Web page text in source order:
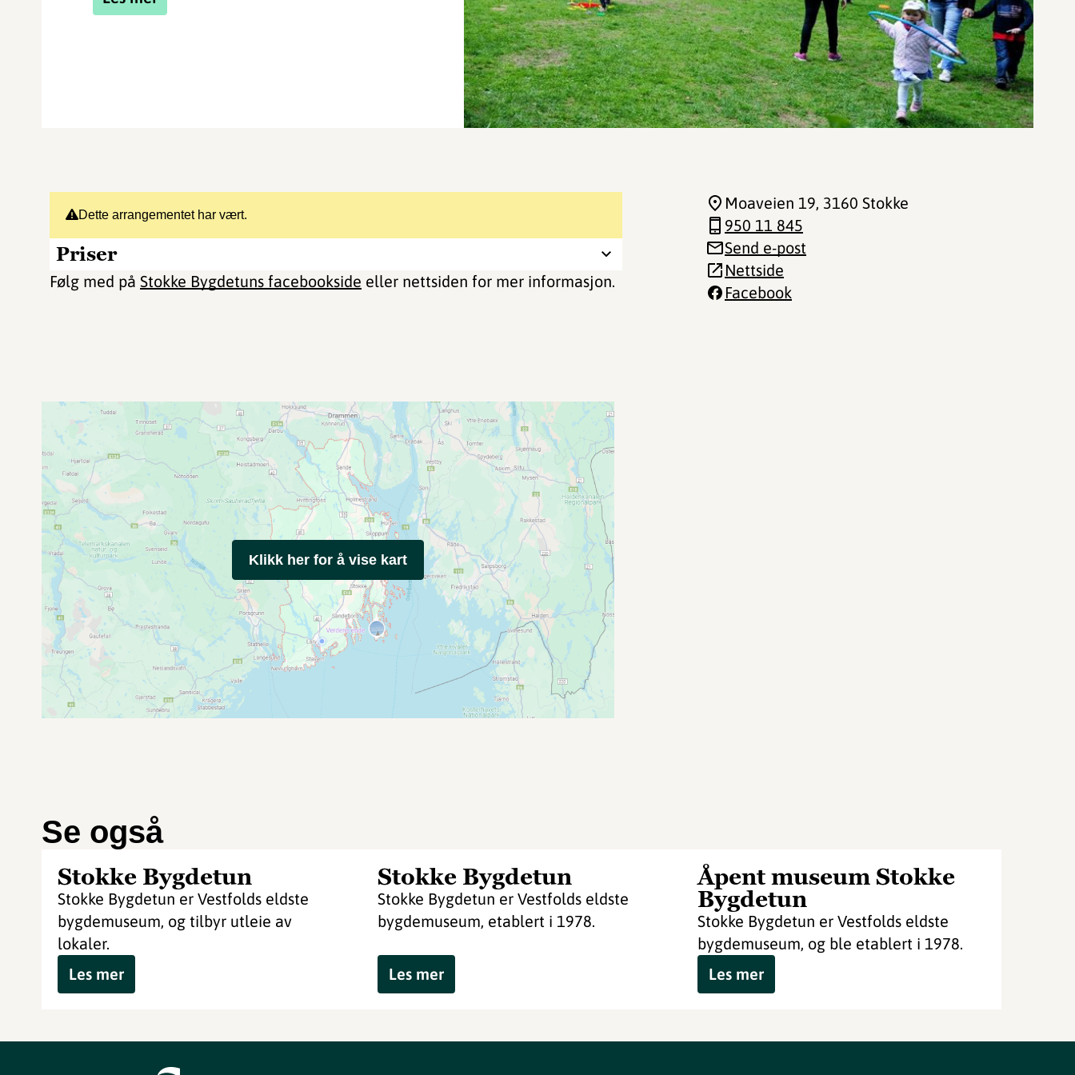
Dette arrangementet har vært.
Priser
Følg med på Stokke Bygdetuns facebookside eller nettsiden for mer informasjon.
Moaveien 19, 3160 Stokke
950 11 845
Send e-post
Nettside
Facebook
Klikk her for å vise kart
Se også
Stokke Bygdetun
Stokke Bygdetun er Vestfolds eldste
bygdemuseum, og tilbyr utleie av
lokaler.
Les mer
Stokke Bygdetun
Stokke Bygdetun er Vestfolds eldste
bygdemuseum, etablert i 1978.
Les mer
Åpent museum Stokke
Bygdetun
Stokke Bygdetun er Vestfolds eldste
bygdemuseum, og ble etablert i 1978.
Les mer